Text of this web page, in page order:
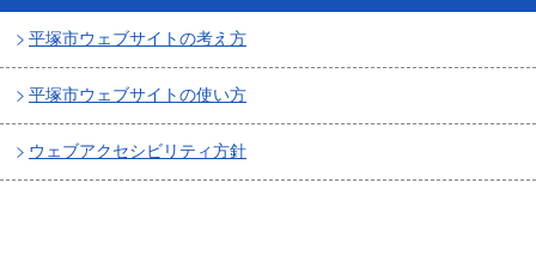
平塚市ウェブサイトの考え方
平塚市ウェブサイトの使い方
ウェブアクセシビリティ方針